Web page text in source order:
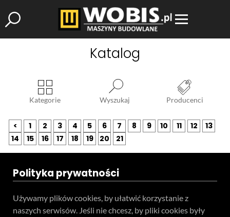
Katalog
Kategorie Wyszukaj Producenci
< 1 2 3 4 5 6 7 8 9 10 11 12
13
14
15 16 17 18 19 20 21
Polityka prywatności
Używamy plików cookies, by ułatwić korzystanie z
naszych serwisów. Jeśli nie chcesz, by pliki cookies były